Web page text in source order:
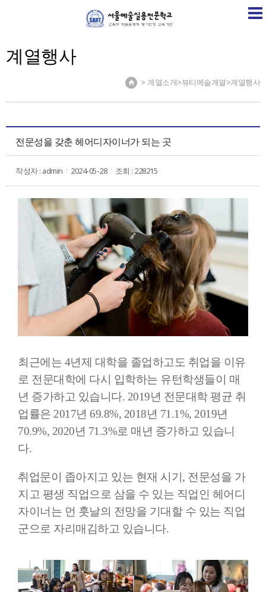
SART 학교소개
계열행사
> 계열소개>뷰티예술계열>계열행사
전문성을 갖춘 헤어디자이너가 되는 곳
작성자 : admin 2024-05-28 조회 : 228215
최근에는 4년제 대학을 졸업하고도 취업을 이유
로 전문대학에 다시 입학하는 유턴학생들이 매
년 증가하고 있습니다. 2019년 전문대학 평균 취
업률은 2017년 69.8%, 2018년 71.1%, 2019년
70.9%, 2020년 71.3%로 매년 증가하고 있습니
다.
취업문이 좁아지고 있는 현재 시기, 전문성을 가
지고 평생 직업으로 삼을 수 있는 직업인 헤어디
자이너는 먼 훗날의 전망을 기대할 수 있는 직업
군으로 자리매김하고 있습니다.